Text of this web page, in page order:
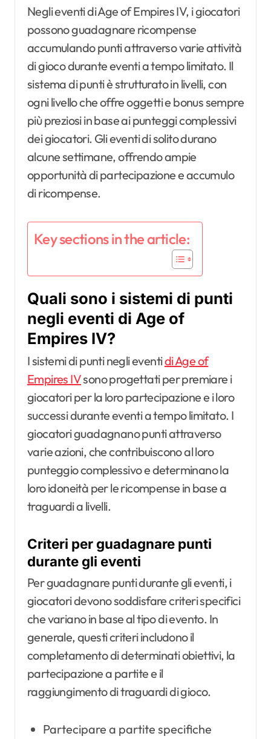
Negli eventi di Age of Empires IV, i giocatori
possono guadagnare ricompense
accumulando punti attraverso varie attività
di gioco durante eventi a tempo limitato. Il
sistema di punti è strutturato in livelli, con
ogni livello che offre oggetti e bonus sempre
più preziosi in base ai punteggi complessivi
dei giocatori. Gli eventi di solito durano
alcune settimane, offrendo ampie
opportunità di partecipazione e accumulo
di ricompense.
Key sections in the article:
Quali sono i sistemi di punti
negli eventi di Age of
Empires IV?
I sistemi di punti negli eventidi Age of
Empires IVsono progettati per premiare i
giocatori per la loro partecipazione e i loro
successi durante eventi a tempo limitato. I
giocatori guadagnano punti attraverso
varie azioni, che contribuiscono al loro
punteggio complessivo e determinano la
loro idoneità per le ricompense in base a
traguardi a livelli.
Criteri per guadagnare punti
durante gli eventi
Per guadagnare punti durante gli eventi, i
giocatori devono soddisfare criteri specifici
che variano in base al tipo di evento. In
generale, questi criteri includono il
completamento di determinati obiettivi, la
partecipazione a partite e il
raggiungimento di traguardi di gioco.
Partecipare a partite specifiche